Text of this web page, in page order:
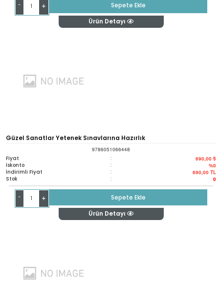
- +
Sepete Ekle
Ürün Detayı
Güzel Sanatlar Yetenek Sınavlarına Hazırlık
9786051066448
Fiyat : 690,00 ₺
İskonto : %0
İndirimli Fiyat : 690,00 TL
Stok : 0
- +
Sepete Ekle
Ürün Detayı